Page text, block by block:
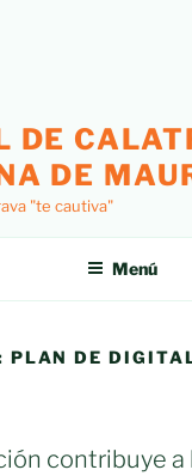
DE
DE
"te cautiva"
Menú
PLAN DE
contribuye a